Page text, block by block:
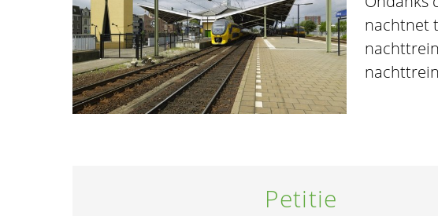
nachtnet
Petitie